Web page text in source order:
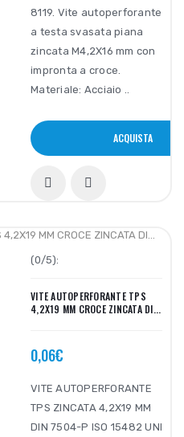
8119. Vite autoperforante
a testa svasata piana
zincata M4,2X16 mm con
impronta a croce.
Materiale: Acciaio ..
ACQUISTA
(0/5):
VITE AUTOPERFORANTE TPS
4,2X19 MM CROCE ZINCATA DI...
0,06€
VITE AUTOPERFORANTE
TPS ZINCATA 4,2X19 MM
DIN 7504-P ISO 15482 UNI